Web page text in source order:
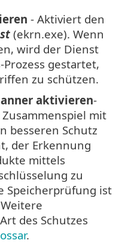
- Aktiviert den
(ekrn.exe). Wenn
wird der Dienst
gestartet,
zu schützen.
aktivieren-
mit
besseren Schutz
der Erkennung
mittels
zu
Speicherprüfung ist
des Schutzes
.